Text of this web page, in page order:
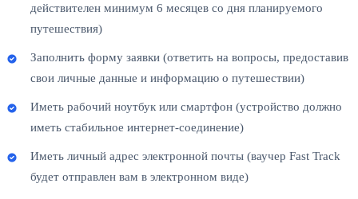
действителен минимум 6 месяцев со дня планируемого
путешествия)
Заполнить форму заявки (ответить на вопросы, предоставив
свои личные данные и информацию о путешествии)
Иметь рабочий ноутбук или смартфон (устройство должно
иметь стабильное интернет-соединение)
Иметь личный адрес электронной почты (ваучер Fast Track
будет отправлен вам в электронном виде)